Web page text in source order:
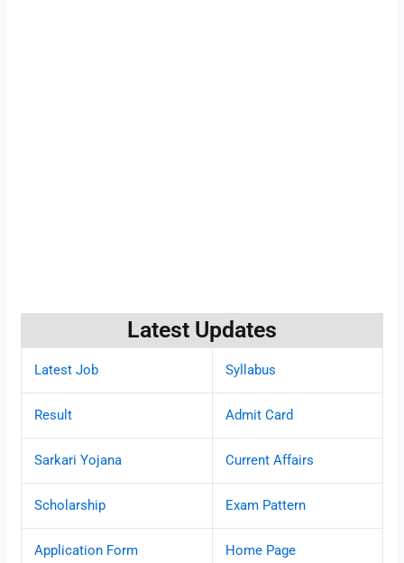
Latest Updates
Latest Job Syllabus
Result Admit Card
Sarkari Yojana Current Affairs
Scholarship Exam Pattern
Application Form Home Page